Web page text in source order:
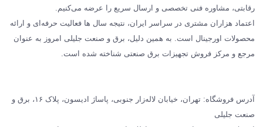
رقابتی، مشاوره فنی تخصصی و ارسال سریع را عرضه می‌کنیم.
اعتماد هزاران مشتری در سراسر ایران، نتیجه سال ها فعالیت حرفه‌ای و ارائه
محصولات اورجینال است. به همین دلیل، برق و صنعت جلیلی امروز به عنوان
مرجع و مرکز فروش تجهیزات برق صنعتی شناخته شده است.
آدرس فروشگاه: تهران، خیابان لاله‌زار جنوبی، پاساژ ادیسون، پلاک ۱۶، برق و
صنعت جلیلی